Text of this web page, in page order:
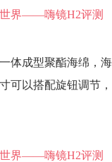
体成型聚酯海绵，
可以搭配旋钮调节